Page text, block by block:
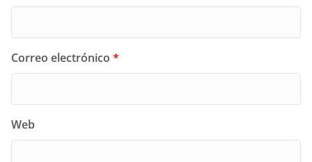
Correo electrónico *
Web